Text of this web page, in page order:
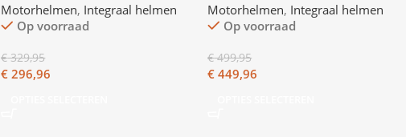
Motorhelmen, Integraal helmen
Op voorraad
€329,95
€ 296,96
Motorhelmen, Integraal helmen
Op voorraad
€499,95
€ 449,96